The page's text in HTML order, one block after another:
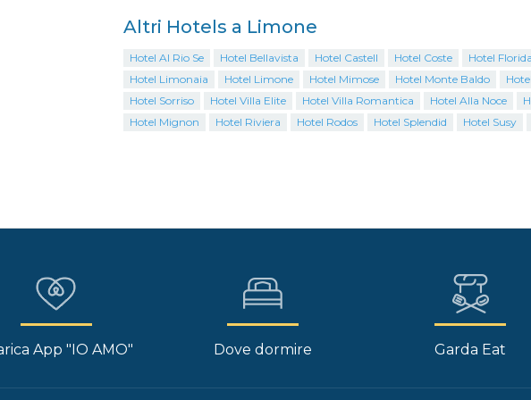
Altri Hotels a Limone
Hotel Al Rio Se Hotel Bellavista Hotel Castell Hotel Coste Hotel Florida
Hotel Limonaia
Hotel Limone Hotel Mimose Hotel Monte Baldo
Hotel Sorriso
Hotel Villa Elite Hotel Villa Romantica Hotel Alla Noce
Hotel Mignon
Hotel Riviera Hotel Rodos Hotel Splendid Hotel Susy
App "IO AMO" Dove dormire Garda Eat